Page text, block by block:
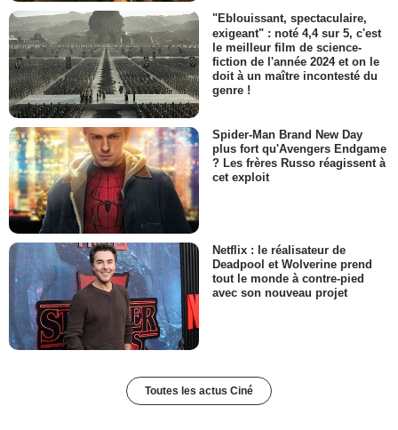
"Eblouissant, spectaculaire,
exigeant" : noté 4,4 sur 5, c'est
le meilleur film de science-
fiction de l'année 2024 et on le
doit à un maître incontesté du
genre !
Spider-Man Brand New Day
plus fort qu'Avengers Endgame
? Les frères Russo réagissent à
cet exploit
Netflix : le réalisateur de
Deadpool et Wolverine prend
tout le monde à contre-pied
avec son nouveau projet
Toutes les actus Ciné